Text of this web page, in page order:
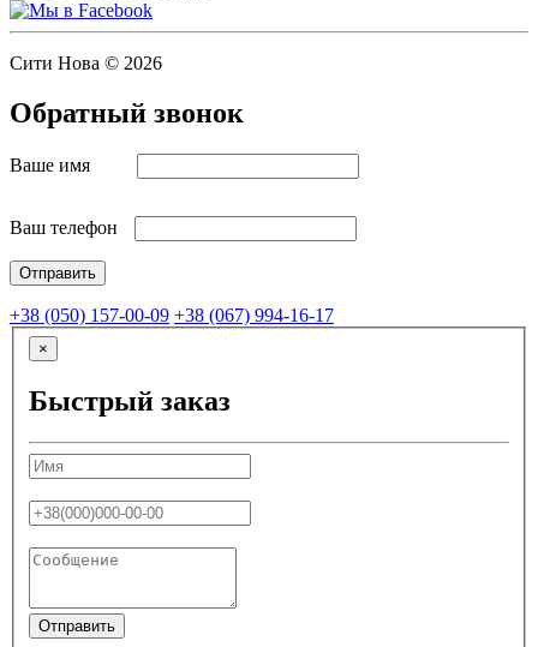
Сити Нова © 2026
Обратный звонок
Ваше имя
Ваш телефон
+38 (050) 157-00-09 +38 (067) 994-16-17
×
Быстрый заказ
Отправить